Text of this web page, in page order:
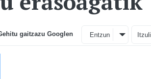
gaitzazu Googlen Entzun Itzuli